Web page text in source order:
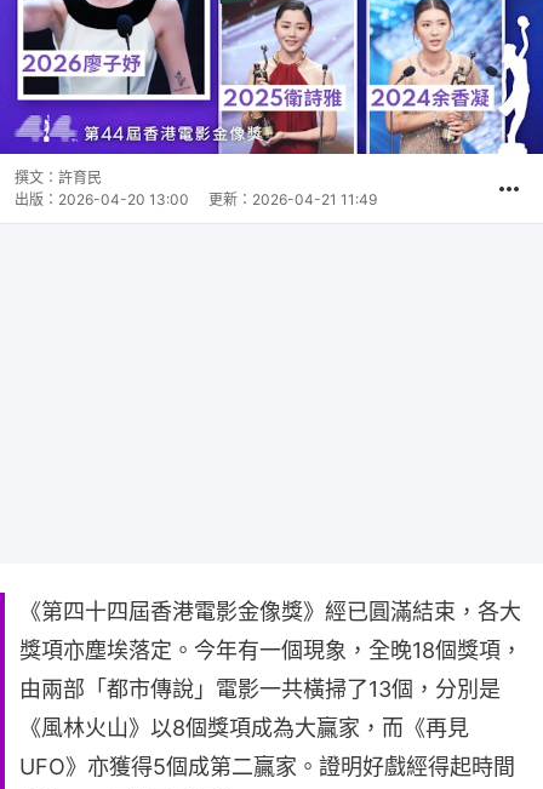
撰文： 許育民
出版： 2026-04-20 13:00 更新： 2026-04-21 11:49
《第四十四屆香港電影金像獎》經已圓滿結束，各大
獎項亦塵埃落定。今年有一個現象，全晚18個獎項，
由兩部「都市傳說」電影一共橫掃了13個，分別是
《風林火山》以8個獎項成為大贏家，而《再見
UFO》亦獲得5個成第二贏家。證明好戲經得起時間